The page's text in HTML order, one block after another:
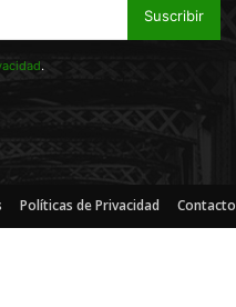
Suscribir
.
Políticas de Privacidad Contacto